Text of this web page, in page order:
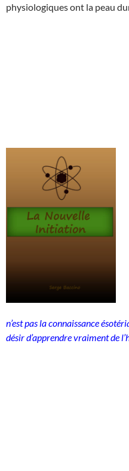
physiologiques ont la peau
n’est pas la connaissance
désir d’apprendre vraiment de